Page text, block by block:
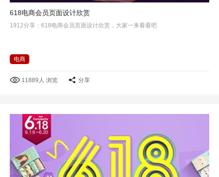
618电商会员页面设计欣赏
1912分享：618电商会员页面设计欣赏，大家一来看看吧
电商
11889人 浏览 分享